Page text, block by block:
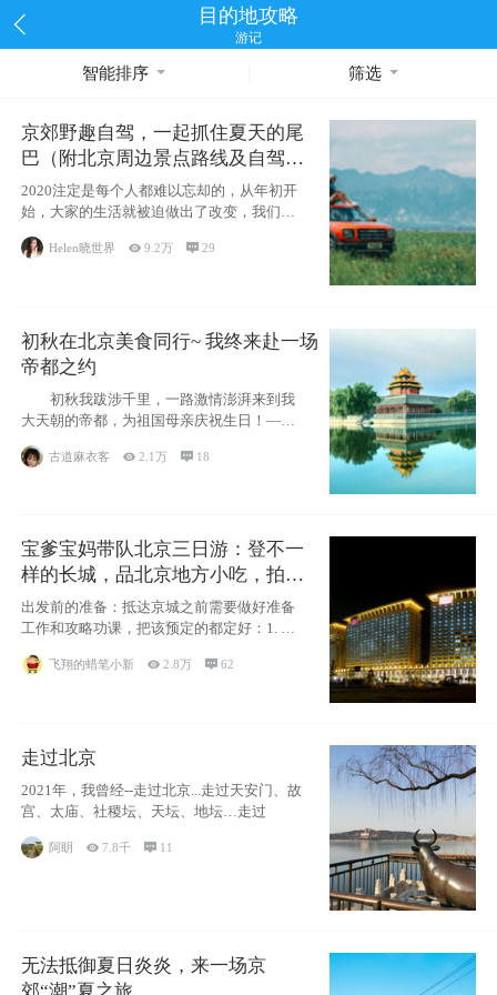
目的地攻略
游记
智能排序 筛选
京郊野趣自驾，一起抓住夏天的尾
巴（附北京周边景点路线及自驾攻
略）
2020注定是每个人都难以忘却的，从年初开
始，大家的生活就被迫做出了改变，我们也
不例外。本来双双辞职是为
Helen晓世界 9.2万 29
初秋在北京美食同行~ 我终来赴一场
帝都之约
初秋我跋涉千里，一路激情澎湃来到我
大天朝的帝都，为祖国母亲庆祝生日！——
古道麻衣客 2.1万  18
宝爹宝妈带队北京三日游：登不一
样的长城，品北京地方小吃，拍盘
古七星夜景！
出发前的准备：抵达京城之前需要做好准备
工作和攻略功课，把该预定的都定好：1. 酒
飞翔的蜡笔小新 2.8万 62
走过北京
2021年，我曾经--走过北京...走过天安门、故
宫、太庙、社稷坛、天坛、地坛…走过
阿眀 7.8千  11
无法抵御夏日炎炎，来一场京